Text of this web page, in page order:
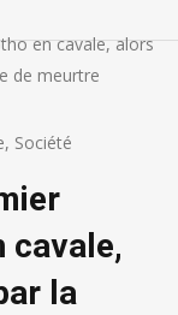
en cavale, alors
de meurtre
, Société
cavale,
la